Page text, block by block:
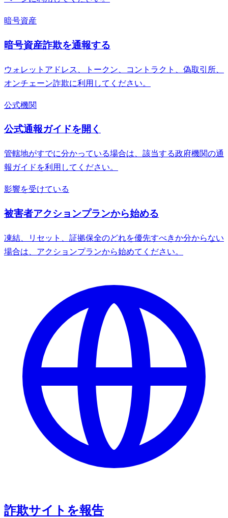
暗号資産
暗号資産詐欺を通報する
ウォレットアドレス、トークン、コントラクト、偽取引所、
オンチェーン詐欺に利用してください。
公式機関
公式通報ガイドを開く
管轄地がすでに分かっている場合は、該当する政府機関の通
報ガイドを利用してください。
影響を受けている
被害者アクションプランから始める
凍結、リセット、証拠保全のどれを優先すべきか分からない
場合は、アクションプランから始めてください。
詐欺サイトを報告